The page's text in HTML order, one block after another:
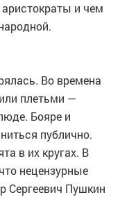
и чем
Во времена
плетьми —
Бояре и
публично.
в их кругах. В
нецензурные
Сергеевич Пушкин